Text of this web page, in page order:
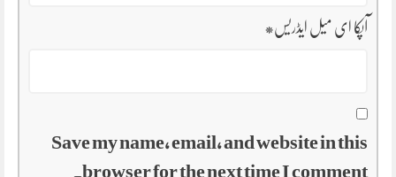
آپکا ای میل ایڈریس*
Save my name, email, and website in this
browser for the next time I comment.